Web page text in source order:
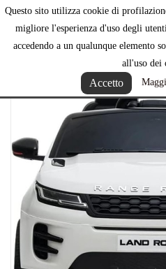
Questo sito utilizza cookie di
migliore l'esperienza d'uso degli
accedendo a un qualunque elemento
all'uso dei
Accetto
